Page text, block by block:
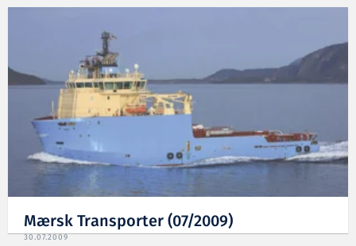
Mærsk Transporter (07/2009)
30.07.2009